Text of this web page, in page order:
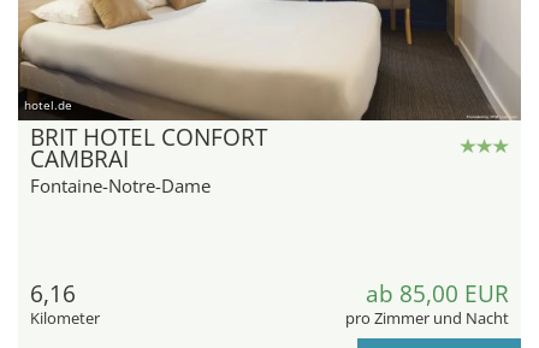
hotel.de
BRIT HOTEL CONFORT
CAMBRAI
Fontaine-Notre-Dame
6,16
Kilometer
ab 85,00 EUR
pro Zimmer und Nacht